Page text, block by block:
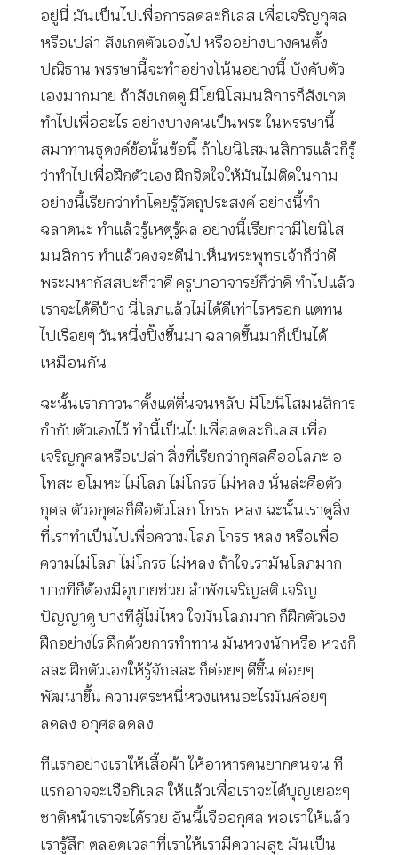
อยู่นี่ มันเป็นไปเพื่อการลดละกิเลส เพื่อเจริญกุศล
หรือเปล่า สังเกตตัวเองไป หรืออย่างบางคนตั้ง
ปณิธาน พรรษานี้จะทำอย่างโน้นอย่างนี้ บังคับตัว
เองมากมาย ถ้าสังเกตดู มีโยนิโสมนสิการก็สังเกต
ทำไปเพื่ออะไร อย่างบางคนเป็นพระ ในพรรษานี้
สมาทานธุดงค์ข้อนั้นข้อนี้ ถ้าโยนิโสมนสิการแล้วก็รู้
ว่าทำไปเพื่อฝึกตัวเอง ฝึกจิตใจให้มันไม่ติดในกาม
อย่างนี้เรียกว่าทำโดยรู้วัตถุประสงค์ อย่างนี้ทำ
ฉลาดนะ ทำแล้วรู้เหตุรู้ผล อย่างนี้เรียกว่ามีโยนิโส
มนสิการ ทำแล้วคงจะดีน่าเห็นพระพุทธเจ้าก็ว่าดี
พระมหากัสสปะก็ว่าดี ครูบาอาจารย์ก็ว่าดี ทำไปแล้ว
เราจะได้ดีบ้าง นี่โลภแล้วไม่ได้ดีเท่าไรหรอก แต่ทน
ไปเรื่อยๆ วันหนึ่งปิ๊งขึ้นมา ฉลาดขึ้นมาก็เป็นได้
เหมือนกัน
ฉะนั้นเราภาวนาตั้งแต่ตื่นจนหลับ มีโยนิโสมนสิการ
กำกับตัวเองไว้ ทำนี้เป็นไปเพื่อลดละกิเลส เพื่อ
เจริญกุศลหรือเปล่า สิ่งที่เรียกว่ากุศลคืออโลภะ อ
โทสะ อโมหะ ไม่โลภ ไม่โกรธ ไม่หลง นั่นล่ะคือตัว
กุศล ตัวอกุศลก็คือตัวโลภ โกรธ หลง ฉะนั้นเราดูสิ่ง
ที่เราทำเป็นไปเพื่อความโลภ โกรธ หลง หรือเพื่อ
ความไม่โลภ ไม่โกรธ ไม่หลง ถ้าใจเรามันโลภมาก
บางทีก็ต้องมีอุบายช่วย ลำพังเจริญสติ เจริญ
ปัญญาดู บางทีสู้ไม่ไหว ใจมันโลภมาก ก็ฝึกตัวเอง
ฝึกอย่างไร ฝึกด้วยการทำทาน มันหวงนักหรือ หวงก็
สละ ฝึกตัวเองให้รู้จักสละ ก็ค่อยๆ ดีขึ้น ค่อยๆ
พัฒนาขึ้น ความตระหนี่หวงแหนอะไรมันค่อยๆ
ลดลง อกุศลลดลง
ทีแรกอย่างเราให้เสื้อผ้า ให้อาหารคนยากคนจน ที
แรกอาจจะเจือกิเลส ให้แล้วเพื่อเราจะได้บุญเยอะๆ
ชาติหน้าเราจะได้รวย อันนี้เจืออกุศล พอเราให้แล้ว
เรารู้สึก ตลอดเวลาที่เราให้เรามีความสุข มันเป็น